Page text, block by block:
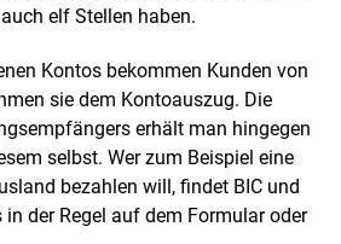
elf Stellen haben.
Kontos bekommen Kunden von
sie dem Kontoauszug. Die
erhält man hingegen
selbst. Wer zum Beispiel eine
bezahlen will, findet BIC und
in der Regel auf dem Formular oder